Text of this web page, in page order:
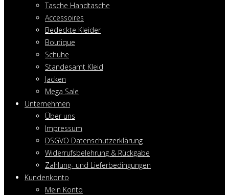
Tasche Handtasche
Accessoires
Bedeckte Kleider
Boutique
Schuhe
Standesamt Kleid
Jacken
Mega Sale
Unternehmen
Über uns
Impressum
DSGVO Datenschutzerklärung
Widerrufsbelehrung & Rückgabe
Zahlung- und Lieferbedingungen
Kundenkonto
Mein Konto